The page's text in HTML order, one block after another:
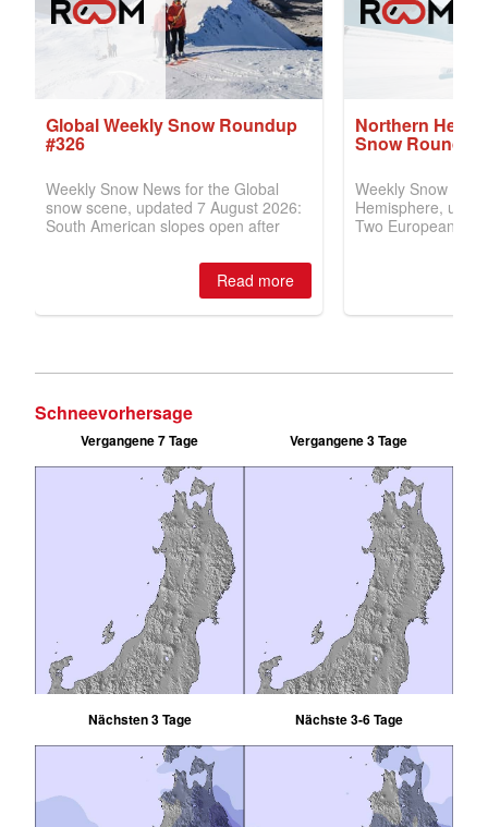
Schneevorhersage
Vergangene 7 Tage Vergangene 3 Tage
Nächsten 3 Tage Nächste 3-6 Tage